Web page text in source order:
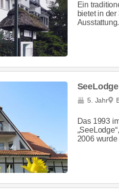
Ein
bietet in
5. Jahr
Das 1993
2006